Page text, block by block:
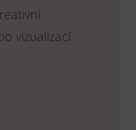
vizualizací.